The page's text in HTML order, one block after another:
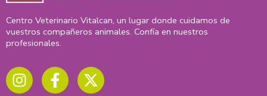
Centro Veterinario Vitalcan, un lugar donde cuidamos de
vuestros compañeros animales. Confía en nuestros
profesionales.
n
s
a
c
-
t